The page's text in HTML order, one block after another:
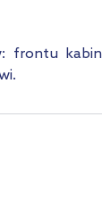
frontu